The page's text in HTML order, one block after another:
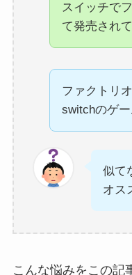
スイッチで
て発売され
ファクトリ
switchのゲー
似て
オス
こんな悩みをこの記